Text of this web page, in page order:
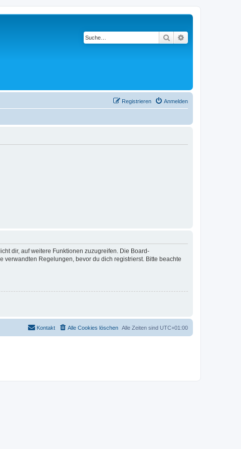
Suche
Anmelden
Registrieren
dir, auf weitere Funktionen zuzugreifen. Die Board-
Regelungen, bevor du dich registrierst. Bitte beachte
Alle Zeiten sind UTC+01:00
Alle Cookies löschen
Kontakt